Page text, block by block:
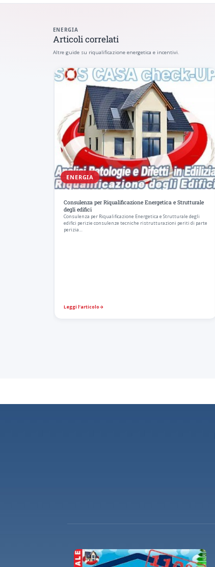
ENERGIA
Articoli correlati
Altre guide su riqualificazione energetica e incentivi.
ENERGIA
Consulenza per Riqualificazione Energetica e Strutturale
degli edifici
Consulenza per Riqualificazione Energetica e Strutturale degli
edifici perizie consulenze tecniche ristrutturazioni periti di parte
perizia…
Leggi l’articolo→